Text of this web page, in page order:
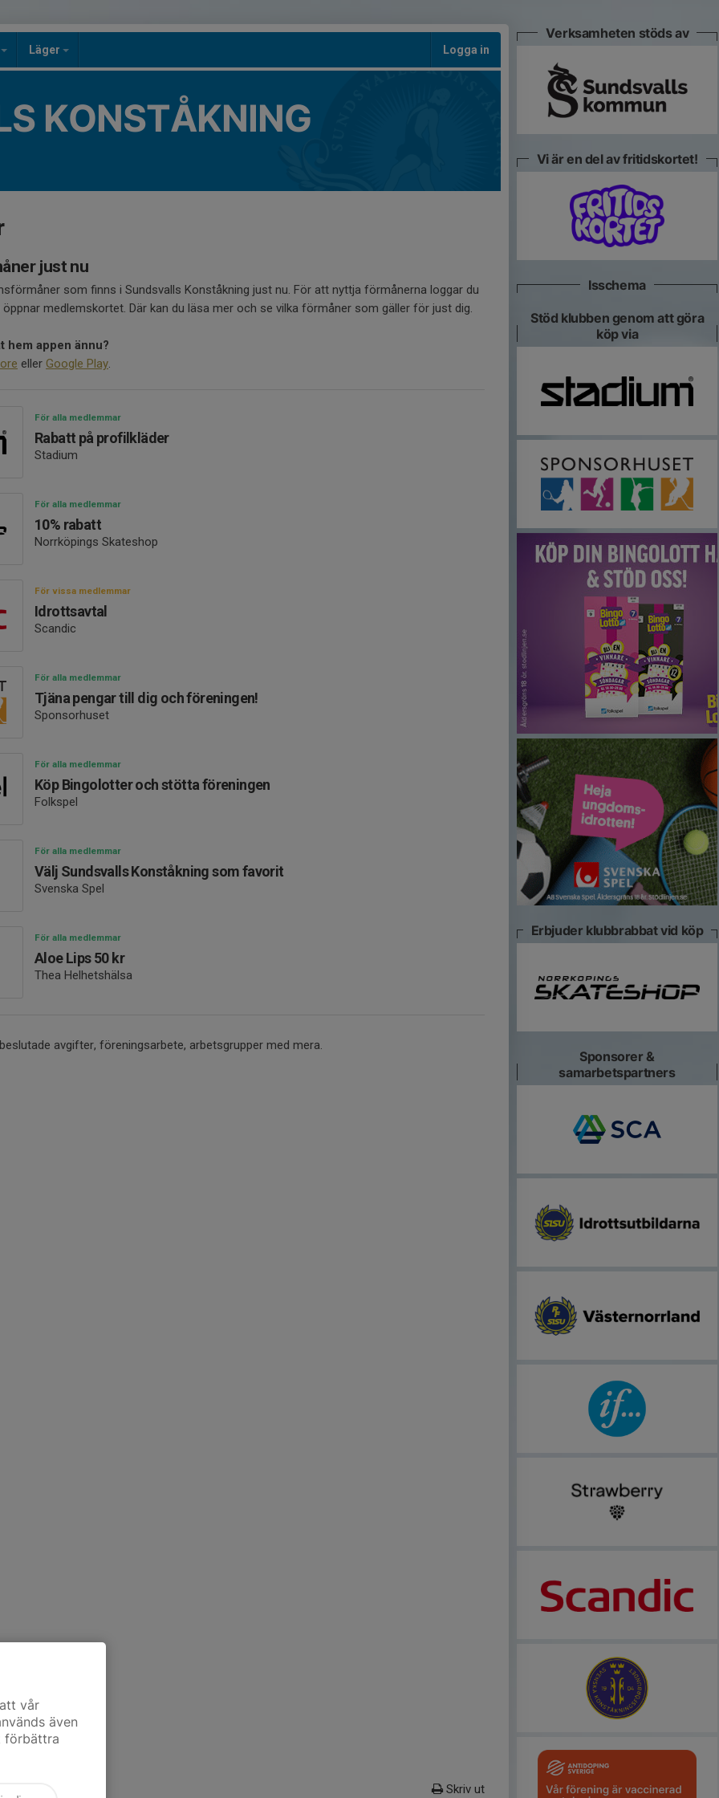
Läger Logga in
KONSTÅKNING
just nu
som finns i Sundsvalls Konståkning just nu. För att nyttja förmånerna loggar du
medlemskortet. Där kan du läsa mer och se vilka förmåner som gäller för just dig.
hem appen ännu?
eller Google Play.
För alla medlemmar
Rabatt på profilkläder
Stadium
För alla medlemmar
10% rabatt
Norrköpings Skateshop
För vissa medlemmar
Idrottsavtal
Scandic
För alla medlemmar
Tjäna pengar till dig och föreningen!
Sponsorhuset
För alla medlemmar
Köp Bingolotter och stötta föreningen
Folkspel
För alla medlemmar
Välj Sundsvalls Konståkning som favorit
Svenska Spel
För alla medlemmar
Aloe Lips 50 kr
Thea Helhetshälsa
avgifter, föreningsarbete, arbetsgrupper med mera.
Skriv ut
Verksamheten stöds av
Vi är en del av fritidskortet!
Isschema
Stöd klubben genom att göra
köp via
Erbjuder klubbrabbat vid köp
Sponsorer &
samarbetspartners
vår
även
förbättra